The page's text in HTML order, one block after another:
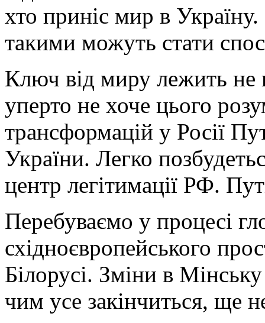
хто приніс мир в
такими можуть стати
Ключ від миру лежить не
уперто не хоче цього
трансформацій у Росії
України. Легко
центр легітимації РФ.
Перебуваємо у процесі
східноєвропейського
Білорусі. Зміни в
чим усе закінчиться, ще